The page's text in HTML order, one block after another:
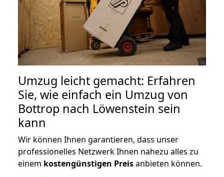
Umzug leicht gemacht: Erfahren
Sie, wie einfach ein Umzug von
Bottrop nach Löwenstein sein
kann
Wir können Ihnen garantieren, dass unser
professionelles Netzwerk Ihnen nahezu alles zu
einem kostengünstigen Preisanbieten können.